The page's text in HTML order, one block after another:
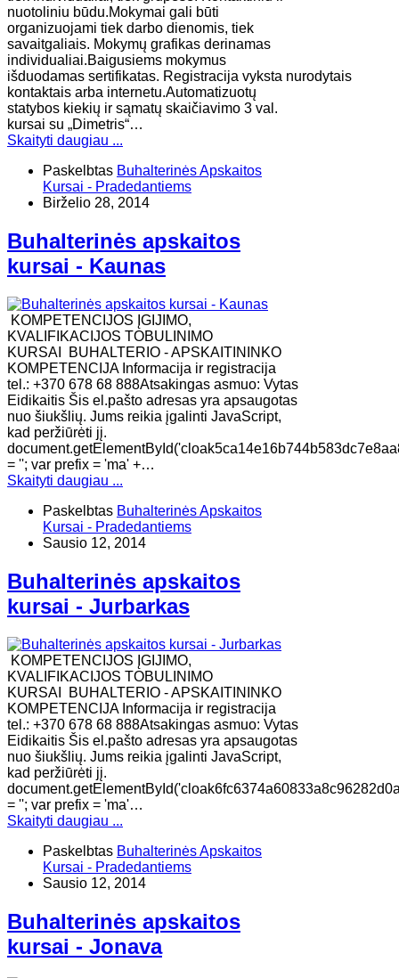
nuotoliniu būdu.Mokymai gali būti
organizuojami tiek darbo dienomis, tiek
savaitgaliais. Mokymų grafikas derinamas
individualiai.Baigusiems mokymus
išduodamas sertifikatas. Registracija vyksta nurodytais
kontaktais arba internetu.Automatizuotų
statybos kiekių ir sąmatų skaičiavimo 3 val.
kursai su „Dimetris“…
Skaityti daugiau ...
Paskelbtas Buhalterinės Apskaitos
Kursai - Pradedantiems
Birželio 28, 2014
Buhalterinės apskaitos
kursai - Kaunas
KOMPETENCIJOS ĮGIJIMO,
KVALIFIKACIJOS TOBULINIMO
KURSAI BUHALTERIO - APSKAITININKO
KOMPETENCIJA Informacija ir registracija
tel.: +370 678 68 888Atsakingas asmuo: Vytas
Eidikaitis Šis el.pašto adresas yra apsaugotas
nuo šiukšlių. Jums reikia įgalinti JavaScript,
kad peržiūrėti jį.
= ''; var prefix = 'ma' +…
Skaityti daugiau ...
Paskelbtas Buhalterinės Apskaitos
Kursai - Pradedantiems
Sausio 12, 2014
Buhalterinės apskaitos
kursai - Jurbarkas
KOMPETENCIJOS ĮGIJIMO,
KVALIFIKACIJOS TOBULINIMO
KURSAI BUHALTERIO - APSKAITININKO
KOMPETENCIJA Informacija ir registracija
tel.: +370 678 68 888Atsakingas asmuo: Vytas
Eidikaitis Šis el.pašto adresas yra apsaugotas
nuo šiukšlių. Jums reikia įgalinti JavaScript,
kad peržiūrėti jį.
= ''; var prefix = 'ma'…
Skaityti daugiau ...
Paskelbtas Buhalterinės Apskaitos
Kursai - Pradedantiems
Sausio 12, 2014
Buhalterinės apskaitos
kursai - Jonava